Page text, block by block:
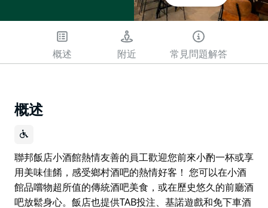
概述 附近 常見問題解答
概述
聯邦飯店小酒館熱情友善的員工歡迎您前來小酌一杯或享
用美味佳餚，感受鄉村酒吧的熱情好客！ 您可以在小酒
館品嚐物超所值的傳統酒吧美食，或在歷史悠久的前廳酒
吧放鬆身心。飯店也提供TAB投注、基諾遊戲和免下車酒